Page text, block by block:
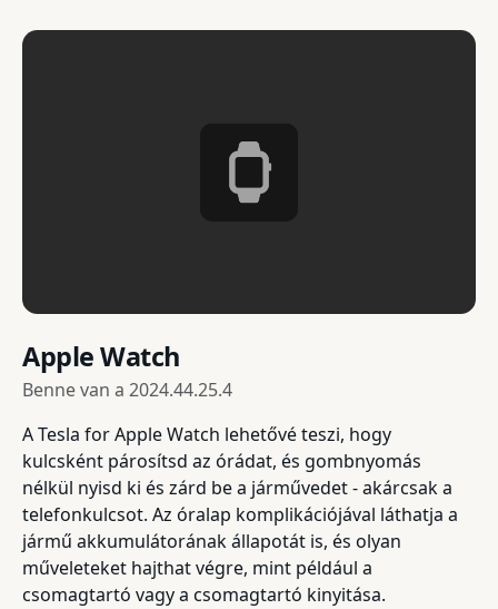
Apple Watch
Benne van a 2024.44.25.4
A Tesla for Apple Watch lehetővé teszi, hogy
kulcsként párosítsd az órádat, és gombnyomás
nélkül nyisd ki és zárd be a járművedet - akárcsak a
telefonkulcsot. Az óralap komplikációjával láthatja a
jármű akkumulátorának állapotát is, és olyan
műveleteket hajthat végre, mint például a
csomagtartó vagy a csomagtartó kinyitása.